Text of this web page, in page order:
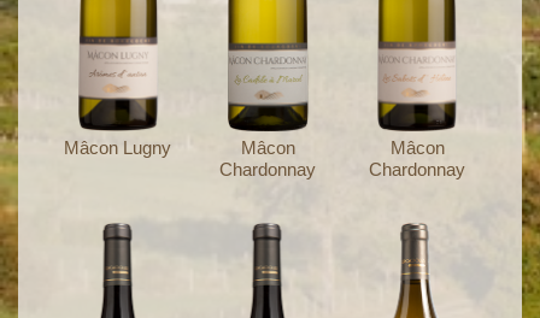
Mâcon Lugny
Mâcon
Chardonnay
Mâcon
Chardonnay